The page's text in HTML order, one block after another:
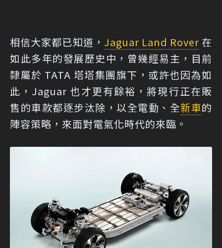
相信大家都已知道， Jaguar Land Rover 在
如此多年的發展歷史中，曾幾經易主，目前
隸屬於 TATA 塔塔集團旗下，或許也因為如
此，Jaguar 也才更有餘裕，將現行正在販
售的車款都逐步汰除，以全電動、全新車的
陣容策略，來面對電氣化時代的來臨。